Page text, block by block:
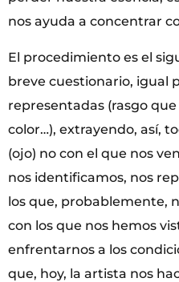
nos ayuda a concentrar
El procedimiento es el
breve cuestionario, igual
representadas (rasgo
color…), extrayendo, así,
(ojo) no con el que nos
nos identificamos, nos
los que, probablemente,
con los que nos hemos
enfrentarnos a los
que, hoy, la artista nos